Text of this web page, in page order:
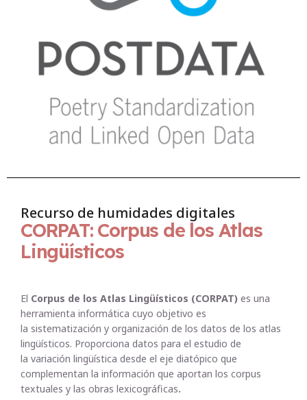
Recurso de humidades digitales
CORPAT: Corpus de los Atlas
Lingüísticos
El Corpus de los Atlas Lingüísticos (CORPAT) es una
herramienta informática cuyo objetivo es
la sistematización y organización de los datos de los atlas
lingüísticos. Proporciona datos para el estudio de
la variación lingüística desde el eje diatópico que
complementan la información que aportan los corpus
textuales y las obras lexicográficas.